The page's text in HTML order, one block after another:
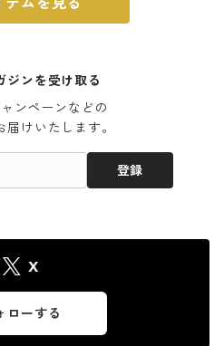
ジンを受け取る
ンペーンなどの
けいたします。
登録
X
ローする